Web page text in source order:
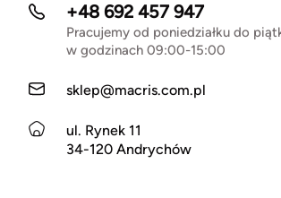
+48 692 457 947
Pracujemy od poniedziałku do
w godzinach 09:00-15:00
sklep@macris.com.pl
ul. Rynek 11
34-120 Andrychów